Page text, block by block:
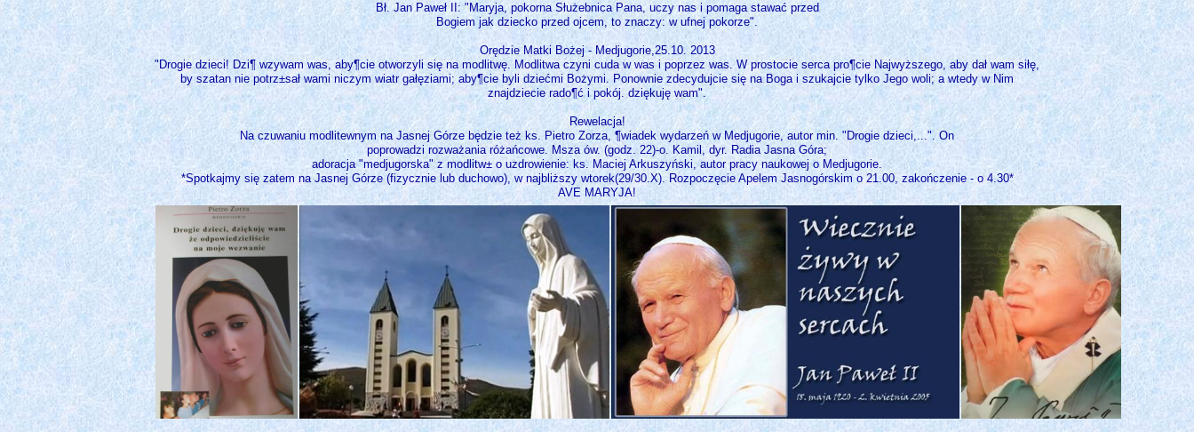
Bł. Jan Paweł II: "Maryja, pokorna Służebnica Pana, uczy nas i pomaga stawać przed
Bogiem jak dziecko przed ojcem, to znaczy: w ufnej pokorze".
Orędzie Matki Bożej - Medjugorie,25.10. 2013
"Drogie dzieci! Dzi¶ wzywam was, aby¶cie otworzyli się na modlitwę. Modlitwa czyni cuda w was i poprzez was. W prostocie serca pro¶cie Najwyższego, aby dał wam siłę,
by szatan nie potrz±sał wami niczym wiatr gałęziami; aby¶cie byli dziećmi Bożymi. Ponownie zdecydujcie się na Boga i szukajcie tylko Jego woli; a wtedy w Nim
znajdziecie rado¶ć i pokój. dziękuję wam".
Rewelacja!
Na czuwaniu modlitewnym na Jasnej Górze będzie też ks. Pietro Zorza, ¶wiadek wydarzeń w Medjugorie, autor min. "Drogie dzieci,...". On
poprowadzi rozważania różańcowe. Msza ów. (godz. 22)-o. Kamil, dyr. Radia Jasna Góra;
adoracja "medjugorska" z modlitw± o uzdrowienie: ks. Maciej Arkuszyński, autor pracy naukowej o Medjugorie.
*Spotkajmy się zatem na Jasnej Górze (fizycznie lub duchowo), w najbliższy wtorek(29/30.X). Rozpoczęcie Apelem Jasnogórskim o 21.00, zakończenie - o 4.30*
AVE MARYJA!